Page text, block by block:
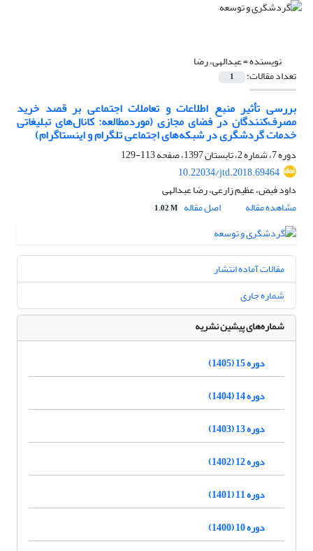
نویسنده =عبدالهی، رضا
تعداد مقالات: 1
بررسی تأثیر منبع اطلاعات و تعاملات اجتماعی بر قصد خرید
مصرف‌کنندگان در فضای مجازی (موردمطالعه: کانال‌های تبلیغاتی
خدمات گردشگری در شبکه‌های اجتماعی تلگرام و اینستاگرام)
دوره 7، شماره 2، تابستان 1397، صفحه
113-129
10.22034/jtd.2018.69464
داود فیض، عظیم زارعی، رضا عبدالهی
مشاهده مقاله
اصل مقاله 1.02 M
مقالات آماده انتشار
شماره جاری
شماره‌های پیشین نشریه
دوره 15 (1405)
دوره 14 (1404)
دوره 13 (1403)
دوره 12 (1402)
دوره 11 (1401)
دوره 10 (1400)